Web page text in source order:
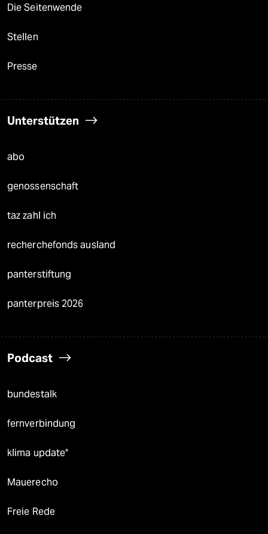
Die Seitenwende
Stellen
Presse
Unterstützen
abo
genossenschaft
taz zahl ich
recherchefonds ausland
panterstiftung
panterpreis 2026
Podcast
bundestalk
fernverbindung
klima update°
Mauerecho
Freie Rede